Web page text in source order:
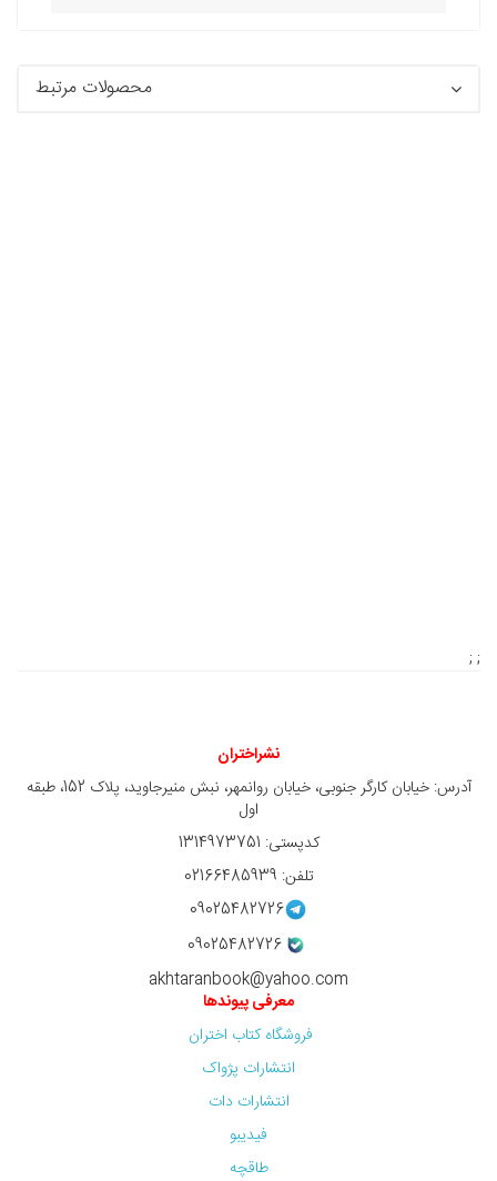
محصولات مرتبط
; ;
نشراختران
آدرس: خیابان کارگر جنوبی، خیابان روانمهر، نبش منیرجاوید، پلاک 152، طبقه
اول
کدپستی: 1314973751
تلفن: 02166485939
09025482726
09025482726
akhtaranbook@yahoo.com
معرفی پیوندها
فروشگاه کتاب اختران
انتشارات پژواک
انتشارات دات
فیدیبو
طاقچه